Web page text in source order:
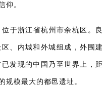
仰。
于浙江省杭州市余杭区。良
、内城和外城组成，外围建
发现的中国乃至世界上，距
规模最大的都邑遗址。